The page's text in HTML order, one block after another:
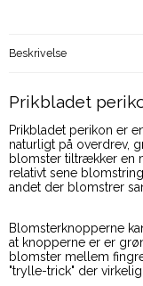
Beskrivelse
Prikbladet
Prikbladet perikon er
naturligt på overdrev,
blomster tiltrækker en
relativt sene
andet der blomstrer
Blomsterknopperne
at knopperne er er
blomster mellem
"trylle-trick" der